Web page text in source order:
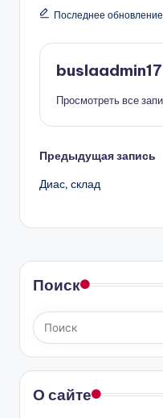
Последнее
buslaadmin17
Просмотреть все
Навигация
записи
Предыдущая запись
Диас, склад
Поиск
О сайте